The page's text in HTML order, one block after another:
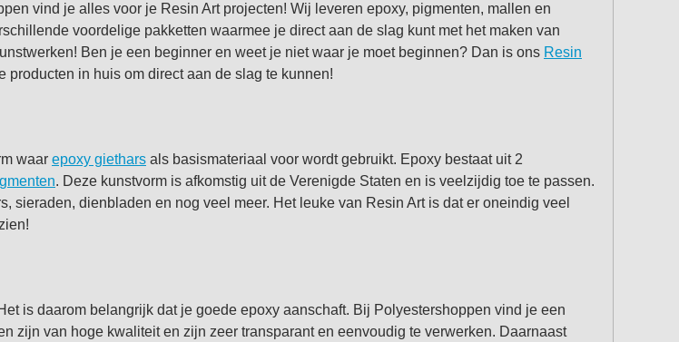
vind je alles voor je Resin Art projecten! Wij leveren epoxy, pigmenten, mallen en
voordelige pakketten waarmee je direct aan de slag kunt met het maken van
Ben je een beginner en weet je niet waar je moet beginnen? Dan is ons Resin
in huis om direct aan de slag te kunnen!
waar epoxy giethars als basismateriaal voor wordt gebruikt. Epoxy bestaat uit 2
. Deze kunstvorm is afkomstig uit de Verenigde Staten en is veelzijdig toe te passen.
dienbladen en nog veel meer. Het leuke van Resin Art is dat er oneindig veel
is daarom belangrijk dat je goede epoxy aanschaft. Bij Polyestershoppen vind je een
zijn van hoge kwaliteit en zijn zeer transparant en eenvoudig te verwerken. Daarnaast